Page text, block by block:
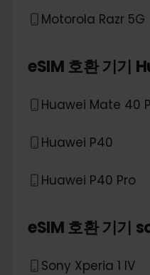
Motorola Razr 5G
eSIM 호환 기기
Huawei Mate 40
Huawei P40
Huawei P40 Pro
eSIM 호환 기기
Sony Xperia 1 IV